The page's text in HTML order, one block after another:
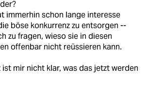
immerhin schon lange interesse
böse konkurrenz zu entsorgen --
zu fragen, wieso sie in diesen
offenbar nicht reüssieren kann.
ist mir nicht klar, was das jetzt werden